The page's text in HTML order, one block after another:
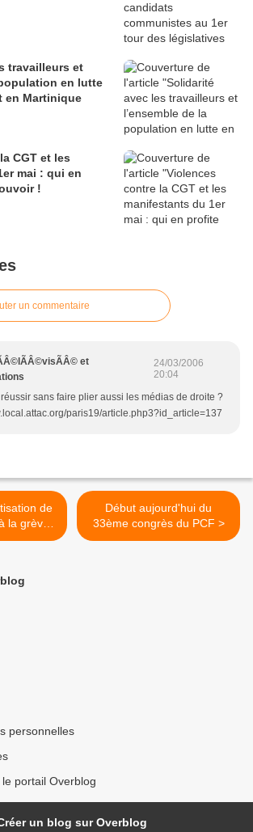
travailleurs et
en lutte
en Martinique
CGT et les
mai : qui en
!
un commentaire
et
24/03/2006
20:04
sans faire plier aussi les médias de droite ?
paris19/article.php3?id_article=137
la grève
Début aujourd'hui du
33ème congrès du PCF >
personnelles
portail Overblog
un blog sur Overblog